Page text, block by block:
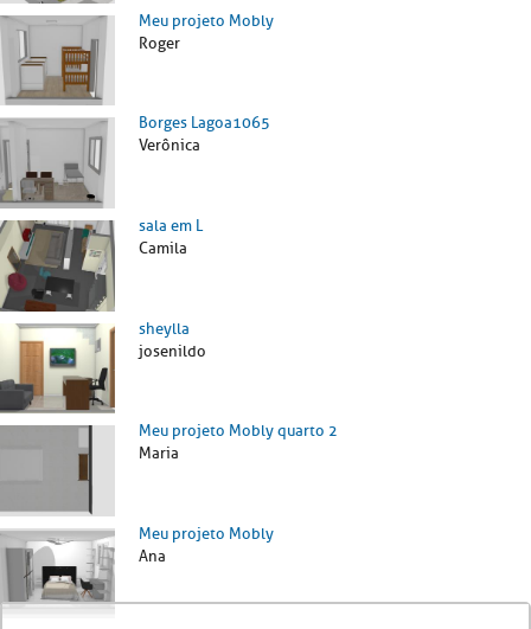
Meu projeto Mobly
Roger
Borges Lagoa1065
Verônica
sala em L
Camila
sheylla
josenildo
Meu projeto Mobly quarto 2
Maria
Meu projeto Mobly
Ana